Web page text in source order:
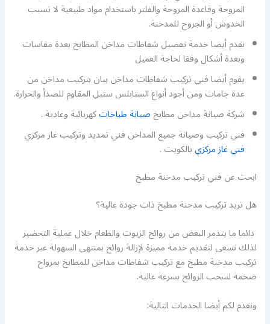
المروحة وقاعدة المروحة والفلتر باستخدام مواد طبيعية لا تسبب
الخدوش أو الجروح للمدخنة.
نقدم أيضا خدمة تفصيل شفاطات مداخن المطابخ بعدة مقاسات
وبعدة أشكال وفقا لحاجة العميل
يقوم أيضا فني تركيب شفاطات مداخن بيان بتركيب مداخن من
عدة خامات ومن أجود أنواع الستانلس ستيل المقاوم للصدأ والحرارة.
شركة صيانة مداخن مطابخصيانة طباخاتكهربائية وعادية .
فني تركيب وصيانة جميع المداخن فني تمديد وتركيب غاز مركزي
فني غاز مركزيبالكويت .
ابحث عن فني تركيب مدخنة مطبخ
هل تريد تركيب مدخنة مطبخ ذات جودة عالية؟
دائما ما يتذمر البعض من روائح الزيوت والطعام خلال عملية التحضير
لذلك نسعى لتقديم خدمة مميزة لإزالة روائح بمنتهى السهولة عبر خدمة
تركيب مدخنة مطبخ مع تركيب شفاطات مداخن للمطابخ بمرواح
ضخمة لسحب الروائح بسرعة عالية.
ونقدم لكم أيضا الخدمات التالية: